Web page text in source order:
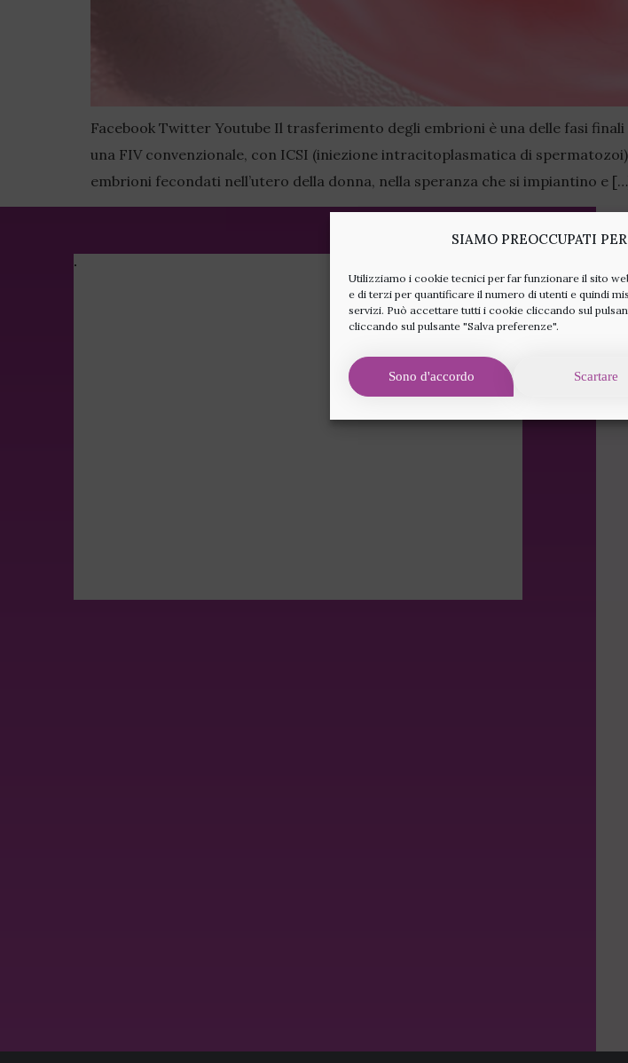
SIAMO PREOCCUPATI
Utilizziamo i cookie tecnici per far funzionare il sito
e di terzi per quantificare il numero di utenti e quindi
servizi. Può accettare tutti i cookie cliccando sul
cliccando sul pulsante "Salva preferenze".
Sono d'accordo Scartare
Facebook Twitter Youtube Il trasferimento degli embrioni è una delle fasi
una FIV convenzionale, con ICSI (iniezione intracitoplasmatica di
embrioni fecondati nell’utero della donna, nella speranza che si impiantino e